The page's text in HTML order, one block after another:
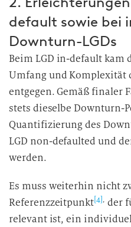
default sowie bei
Downturn-LGDs
Beim LGD in-default kam
Umfang und Komplexität
entgegen. Gemäß finaler
stets dieselbe Downturn-
Quantifizierung des
LGD non-defaulted und
werden.
Es muss weiterhin nicht
Referenzzeitpunkt[4] , der
relevant ist, ein